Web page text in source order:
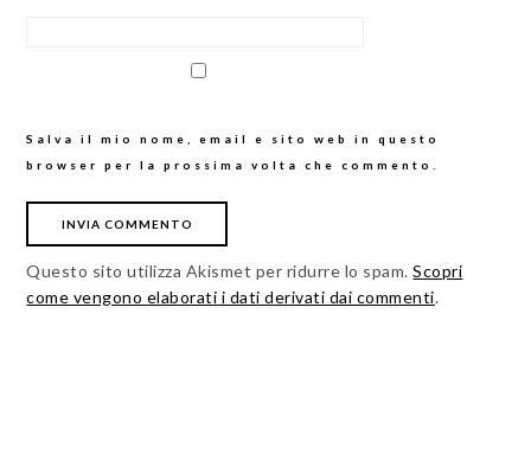
Salva il mio nome, email e sito web in questo
browser per la prossima volta che commento.
Questo sito utilizza Akismet per ridurre lo spam.Scopri
come vengono elaborati i dati derivati dai commenti.